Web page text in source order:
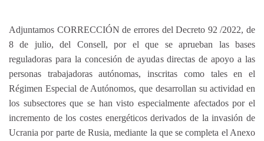
Adjuntamos CORRECCIÓN de errores del Decreto 92 /2022, de
8 de julio, del Consell, por el que se aprueban las bases
reguladoras para la concesión de ayudas directas de apoyo a las
personas trabajadoras autónomas, inscritas como tales en el
Régimen Especial de Autónomos, que desarrollan su actividad en
los subsectores que se han visto especialmente afectados por el
incremento de los costes energéticos derivados de la invasión de
Ucrania por parte de Rusia, mediante la que se completa el Anexo